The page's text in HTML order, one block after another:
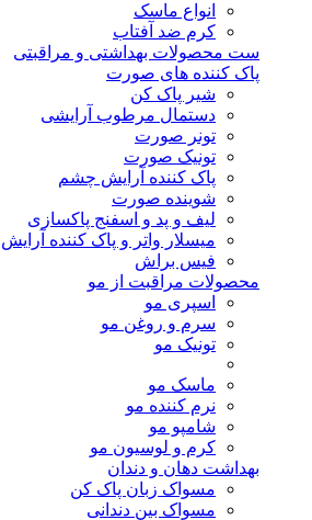
انواع ماسک
کرم ضد آفتاب
ست محصولات بهداشتی و مراقبتی
پاک کننده های صورت
شیر پاک کن
دستمال مرطوب آرایشی
تونر صورت
تونیک صورت
پاک کننده آرایش چشم
شوینده صورت
لیف و پد و اسفنج پاکسازی
میسلار واتر و پاک کننده آرایش
فیس براش
محصولات مراقبت از مو
اسپری مو
سرم و روغن مو
تونیک مو
ماسک مو
نرم کننده مو
شامپو مو
کرم و لوسیون مو
بهداشت دهان و دندان
مسواک زبان پاک کن
مسواک بین دندانی